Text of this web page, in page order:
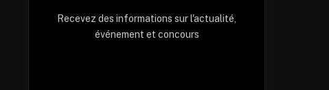
Recevez des informations sur l'actualité,
événement et concours